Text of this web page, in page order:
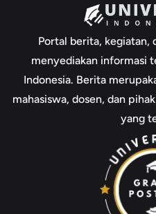
Portal berita, kegiatan,
menyediakan informasi
Indonesia. Berita
mahasiswa, dosen, dan
yang